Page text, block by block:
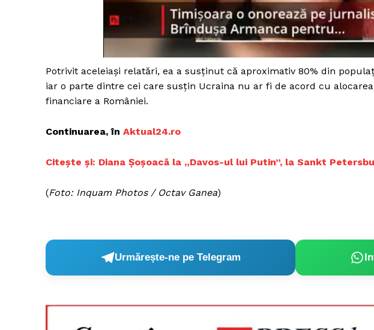
ROMÂNIA
Potrivit aceleiaşi relatări, ea a susţinut că aproximativ 80% din
iar o parte dintre cei care susţin Ucraina nu ar fi de acord cu
financiare a României.
Continuarea, în Aktual24.ro
Citește și: Diana Șoșoacă la „Davos-ul lui Putin”, la Sankt
(Foto: Inquam Photos / Octav Ganea)
Urmărește-ne pe Telegram